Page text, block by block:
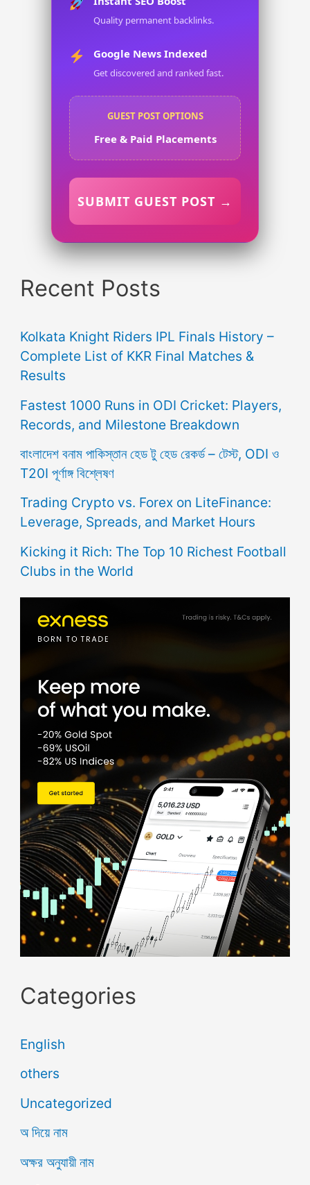
Quality permanent backlinks.
Google News Indexed
Get discovered and ranked fast.
GUEST POST OPTIONS
Free & Paid Placements
SUBMIT GUEST POST →
Recent Posts
Kolkata Knight Riders IPL Finals History –
Complete List of KKR Final Matches &
Results
Fastest 1000 Runs in ODI Cricket: Players,
Records, and Milestone Breakdown
বাংলাদেশ বনাম পাকিস্তান হেড টু হেড রেকর্ড – টেস্ট, ODI ও
T20I পূর্ণাঙ্গ বিশ্লেষণ
Trading Crypto vs. Forex on LiteFinance:
Leverage, Spreads, and Market Hours
Kicking it Rich: The Top 10 Richest Football
Clubs in the World
Categories
English
others
Uncategorized
অ দিয়ে নাম
অক্ষর অনুযায়ী নাম